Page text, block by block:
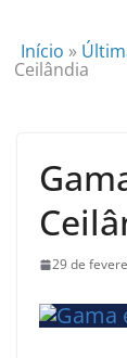
Início »
Ceilândia
29 de